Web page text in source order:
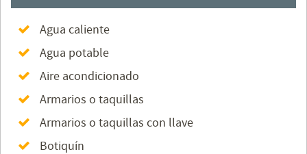
Agua caliente
Agua potable
Aire acondicionado
Armarios o taquillas
Armarios o taquillas con llave
Botiquín